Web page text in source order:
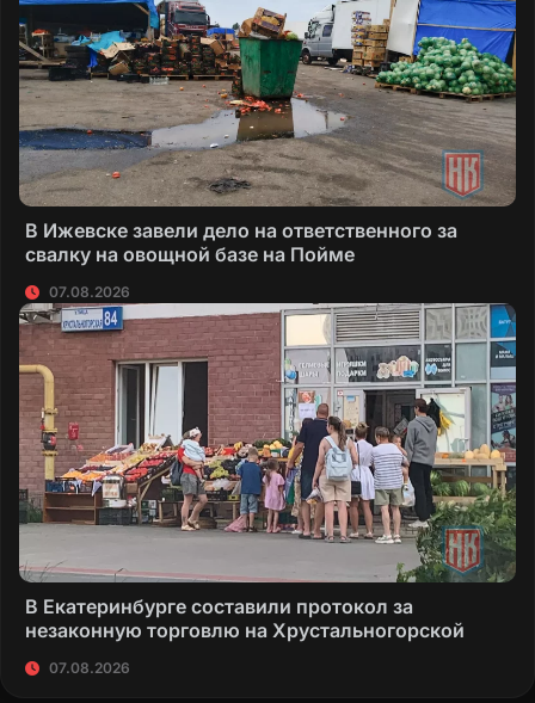
В Ижевске завели дело на ответственного за
свалку на овощной базе на Пойме
07.08.2026
В Екатеринбурге составили протокол за
незаконную торговлю на Хрустальногорской
07.08.2026